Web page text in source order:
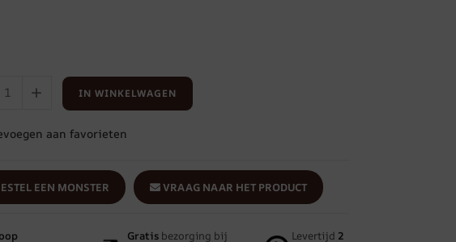
+ IN WINKELWAGEN
aan favorieten
EEN MONSTER VRAAG NAAR HET PRODUCT
Gratisbezorging bij
Levertijd 2